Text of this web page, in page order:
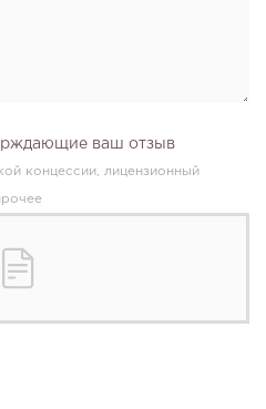
ваш отзыв
концессии, лицензионный